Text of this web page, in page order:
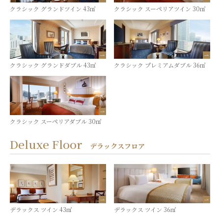
クラシック グランドツイン 43㎡ クラシック スーペリアツイン 30㎡
クラシック グランドダブル 43㎡ クラシック プレミアムダブル 36㎡
クラシック スーペリアダブル 30㎡
Deluxe Floor デラックスフロア
デラックス ツイン 43㎡ デラックス ツイン 36㎡